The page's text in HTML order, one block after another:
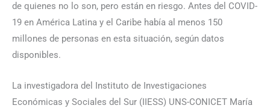
de quienes no lo son, pero están en riesgo. Antes del COVID-
19 en América Latina y el Caribe había al menos 150
millones de personas en esta situación, según datos
disponibles.
La investigadora del Instituto de Investigaciones
Económicas y Sociales del Sur (IIESS) UNS-CONICET María